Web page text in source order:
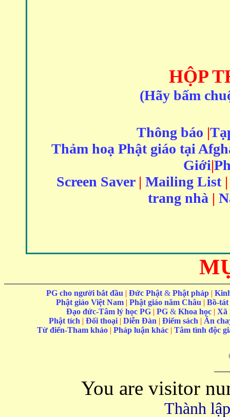
HỘP
(Hãy bấm
Thông báo |
Thảm hoạ Phật giáo tại
Giới|
Screen Saver | Mailing List
trang nhà |
PG cho người bắt đầu | Đức Phật & Phật pháp |
Phật giáo Việt Nam| Phật giáo năm Châu | Bồ-tát
Đạo đức-Tâm lý học PG | PG & Khoa học | Xã
Phật tích | Đối thoại | Diễn Đàn | Điểm sách | Ăn
Từ điển-Tham khảo | Pháp luận khác | Tâm tình độc
You are visitor
Thành